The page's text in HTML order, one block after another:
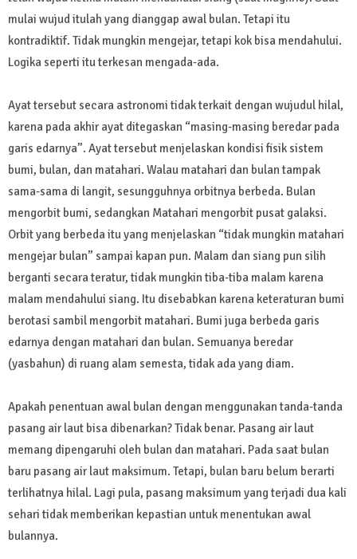
mulai wujud itulah yang dianggap awal bulan. Tetapi itu
kontradiktif. Tidak mungkin mengejar, tetapi kok bisa mendahului.
Logika seperti itu terkesan mengada-ada.
Ayat tersebut secara astronomi tidak terkait dengan wujudul hilal,
karena pada akhir ayat ditegaskan “masing-masing beredar pada
garis edarnya”. Ayat tersebut menjelaskan kondisi fisik sistem
bumi, bulan, dan matahari. Walau matahari dan bulan tampak
sama-sama di langit, sesungguhnya orbitnya berbeda. Bulan
mengorbit bumi, sedangkan Matahari mengorbit pusat galaksi.
Orbit yang berbeda itu yang menjelaskan “tidak mungkin matahari
mengejar bulan” sampai kapan pun. Malam dan siang pun silih
berganti secara teratur, tidak mungkin tiba-tiba malam karena
malam mendahului siang. Itu disebabkan karena keteraturan bumi
berotasi sambil mengorbit matahari. Bumi juga berbeda garis
edarnya dengan matahari dan bulan. Semuanya beredar
(yasbahun) di ruang alam semesta, tidak ada yang diam.
Apakah penentuan awal bulan dengan menggunakan tanda-tanda
pasang air laut bisa dibenarkan? Tidak benar. Pasang air laut
memang dipengaruhi oleh bulan dan matahari. Pada saat bulan
baru pasang air laut maksimum. Tetapi, bulan baru belum berarti
terlihatnya hilal. Lagi pula, pasang maksimum yang terjadi dua kali
sehari tidak memberikan kepastian untuk menentukan awal
bulannya.